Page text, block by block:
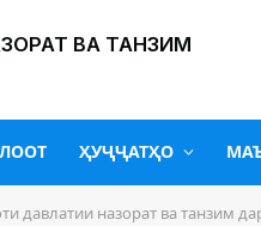
ВА ТАНЗИМ
ҲУҶҶАТҲО
назорат ва танзим дар